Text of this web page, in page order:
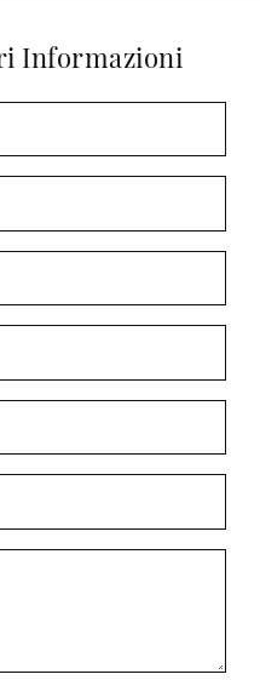
Informazioni